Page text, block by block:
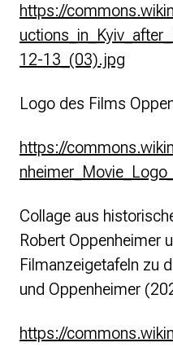
https://
12-13_(03).jpg
Logo des Films
https://
Collage aus
Robert Oppenheimer
Filmanzeigetafeln zu
und Oppenheimer
https://